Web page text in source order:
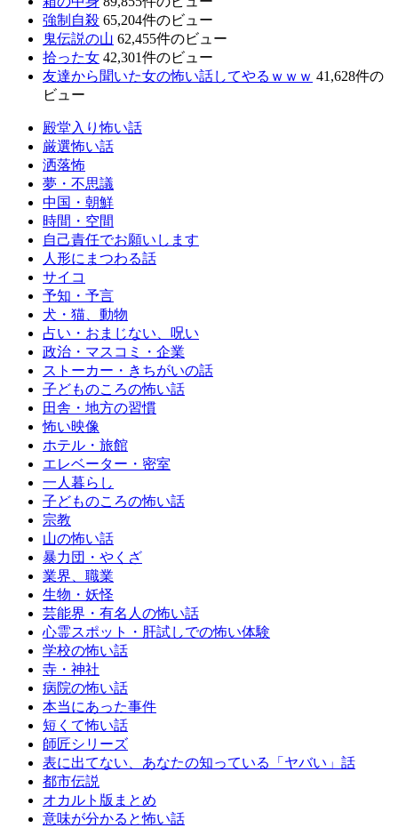
強制自殺 65,204件のビュー
鬼伝説の山 62,455件のビュー
拾った女 42,301件のビュー
友達から聞いた女の怖い話してやるｗｗｗ 41,628件の
ビュー
殿堂入り怖い話
厳選怖い話
洒落怖
夢・不思議
中国・朝鮮
時間・空間
自己責任でお願いします
人形にまつわる話
サイコ
予知・予言
犬・猫、動物
占い・おまじない、呪い
政治・マスコミ・企業
ストーカー・きちがいの話
子どものころの怖い話
田舎・地方の習慣
怖い映像
ホテル・旅館
エレベーター・密室
一人暮らし
子どものころの怖い話
宗教
山の怖い話
暴力団・やくざ
業界、職業
生物・妖怪
芸能界・有名人の怖い話
心霊スポット・肝試しでの怖い体験
学校の怖い話
寺・神社
病院の怖い話
本当にあった事件
短くて怖い話
師匠シリーズ
表に出てない、あなたの知っている「ヤバい」話
都市伝説
オカルト版まとめ
意味が分かると怖い話